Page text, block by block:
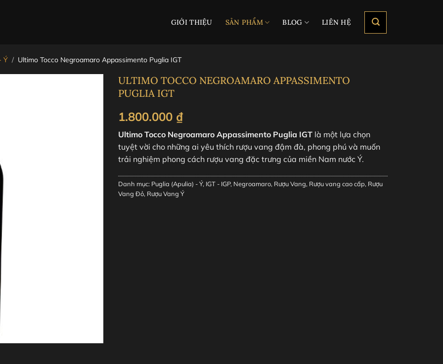
GIỚI THIỆU SẢN PHẨM BLOG LIÊN HỆ
Ý / Ultimo Tocco Negroamaro Appassimento Puglia IGT
ULTIMO TOCCO NEGROAMARO APPASSIMENTO
PUGLIA IGT
1.800.000 ₫
Ultimo Tocco Negroamaro Appassimento Puglia IGT là một lựa chọn
tuyệt vời cho những ai yêu thích rượu vang đậm đà, phong phú và muốn
trải nghiệm phong cách rượu vang đặc trưng của miền Nam nước Ý.
Danh mục: Puglia (Apulia) - Ý, IGT - IGP, Negroamaro, Rượu Vang, Rượu vang cao cấp, Rượu
Vang Đỏ, Rượu Vang Ý